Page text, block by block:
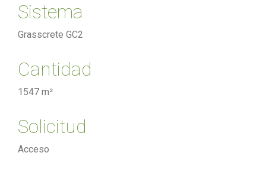
Sistema
Grasscrete GC2
Cantidad
1547 m²
Solicitud
Acceso